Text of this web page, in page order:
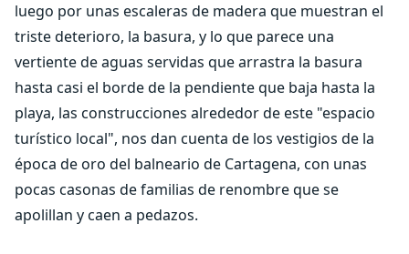
luego por unas escaleras de madera que muestran el
triste deterioro, la basura, y lo que parece una
vertiente de aguas servidas que arrastra la basura
hasta casi el borde de la pendiente que baja hasta la
playa, las construcciones alrededor de este "espacio
turístico local", nos dan cuenta de los vestigios de la
época de oro del balneario de Cartagena, con unas
pocas casonas de familias de renombre que se
apolillan y caen a pedazos.